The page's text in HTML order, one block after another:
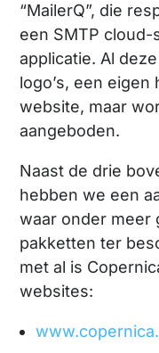
“MailerQ”, die
een SMTP cloud-
applicatie. Al
logo’s, een
website, maar
aangeboden.
Naast de drie
hebben we een
waar onder meer
pakketten ter
met al is
websites: